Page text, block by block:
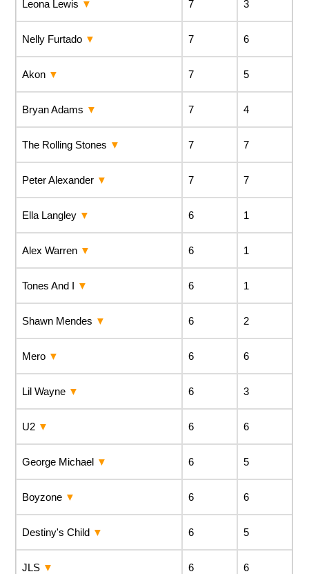
Leona Lewis 7 3
Nelly Furtado 7 6
Akon 7 5
Bryan Adams 7 4
The Rolling Stones 7 7
Peter Alexander 7 7
Ella Langley 6 1
Alex Warren 6 1
Tones And I 6 1
Shawn Mendes 6 2
Mero 6 6
Lil Wayne 6 3
U2 6 6
George Michael 6 5
Boyzone 6 6
Destiny's Child 6 5
JLS 6 6